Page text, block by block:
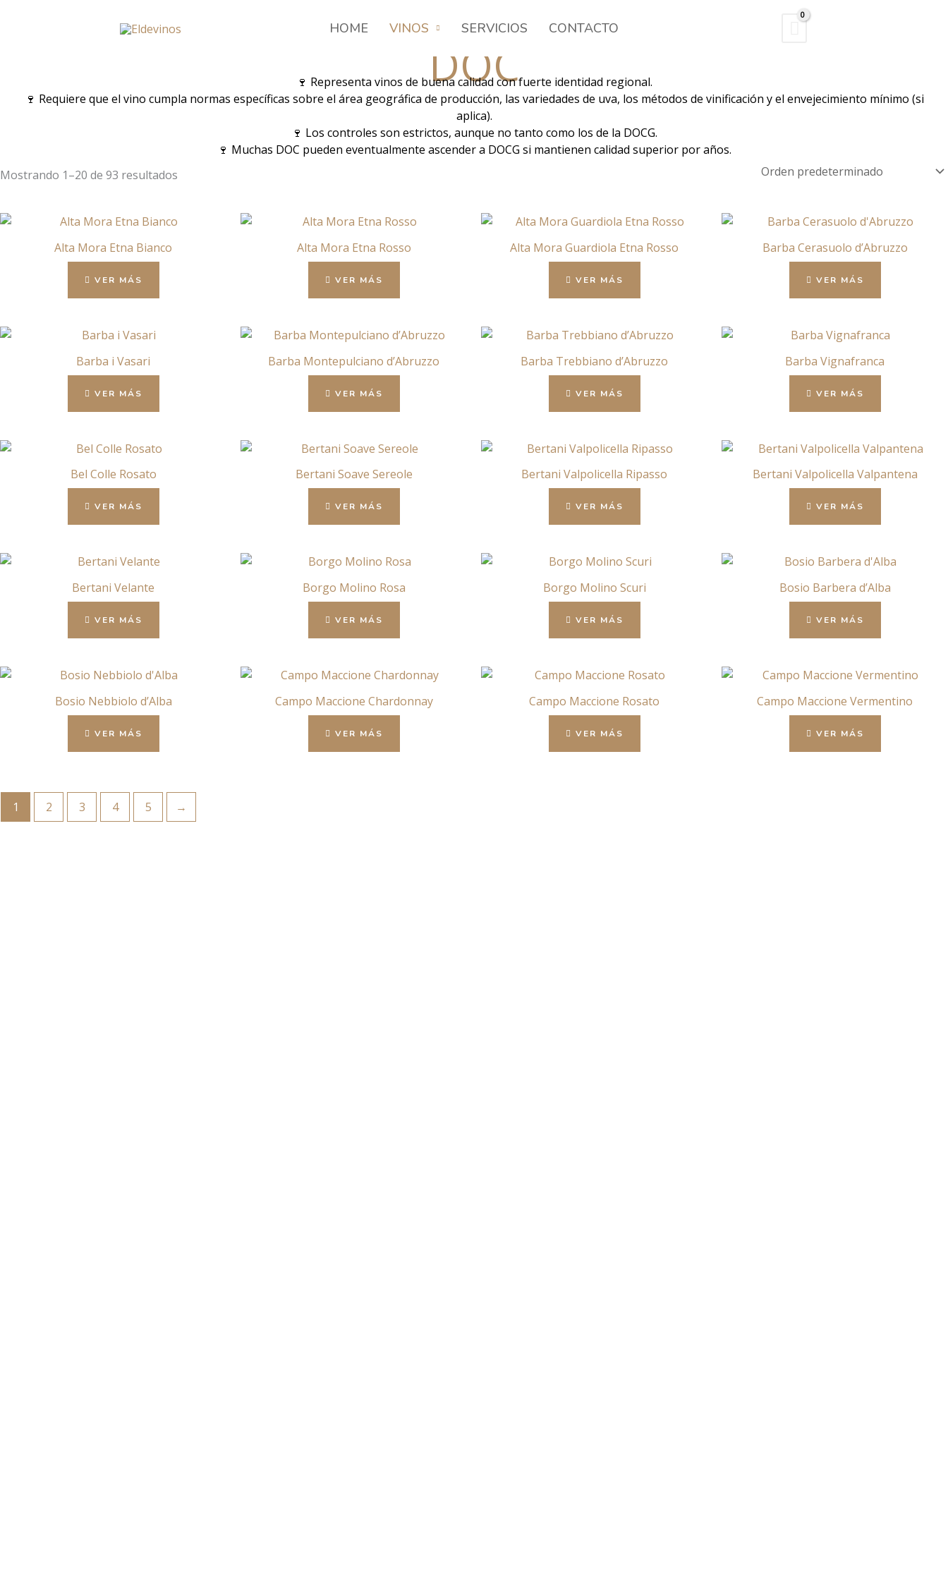
HOME VINOS SERVICIOS CONTACTO Buscar
DOC
🍷 Representa vinos de buena calidad con fuerte identidad regional.
🍷 Requiere que el vino cumpla normas específicas sobre el área geográfica de producción, las variedades de uva, los métodos de vinificación y el envejecimiento mínimo (si
aplica).
🍷 Los controles son estrictos, aunque no tanto como los de la DOCG.
🍷 Muchas DOC pueden eventualmente ascender a DOCG si mantienen calidad superior por años.
Mostrando 1–20 de 93 resultados
Alta Mora Etna Bianco
VER MÁS
Alta Mora Etna Rosso
VER MÁS
Alta Mora Guardiola Etna Rosso
VER MÁS
Barba Cerasuolo d’Abruzzo
VER MÁS
Barba i Vasari
VER MÁS
Barba Montepulciano d’Abruzzo
VER MÁS
Barba Trebbiano d’Abruzzo
VER MÁS
Barba Vignafranca
VER MÁS
Bel Colle Rosato
VER MÁS
Bertani Soave Sereole
VER MÁS
Bertani Valpolicella Ripasso
VER MÁS
Bertani Valpolicella Valpantena
VER MÁS
Bertani Velante
VER MÁS
Borgo Molino Rosa
VER MÁS
Borgo Molino Scuri
VER MÁS
Bosio Barbera d’Alba
VER MÁS
Bosio Nebbiolo d’Alba
VER MÁS
Campo Maccione Chardonnay
VER MÁS
Campo Maccione Rosato
VER MÁS
Campo Maccione Vermentino
VER MÁS
1 2 3 4 5 →